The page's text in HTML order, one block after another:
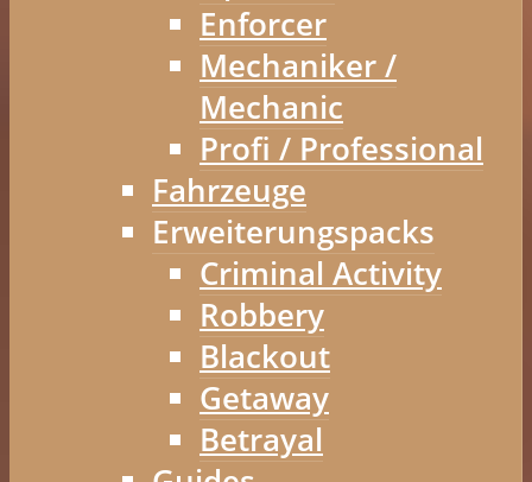
Enforcer
Mechaniker /
Mechanic
Profi / Professional
Fahrzeuge
Erweiterungspacks
Criminal Activity
Robbery
Blackout
Getaway
Betrayal